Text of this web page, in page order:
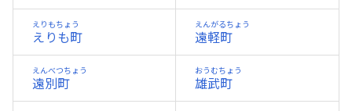
えりも町
えりもちょう
遠軽町
えんがるちょう
遠別町
えんべつちょう
雄武町
おうむちょう